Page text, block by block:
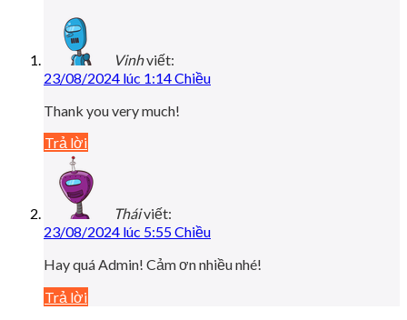
Vinhviết:
23/08/2024 lúc 1:14 Chiều
Thank you very much!
Trả lời
Tháiviết:
23/08/2024 lúc 5:55 Chiều
Hay quá Admin! Cảm ơn nhiều nhé!
Trả lời